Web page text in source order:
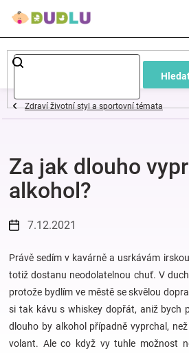
Dětské
a
oblečení
Pokojíček
a
kojenecká
výbava
Hračky
Zdraví životní styl a sportovní témata
Za jak dlouho
alkohol?
7.12.2021
Právě sedím v kavárně a usrkávám
totiž dostanu neodolatelnou chuť. V
protože bydlím ve městě se skvělou
si tak kávu s whiskey dopřát, aniž bych
dlouho by alkohol případně vyprchal,
volant. Ale co když vy tuhle možnost